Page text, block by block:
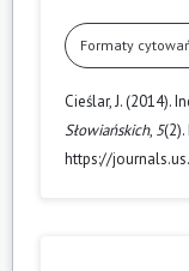
Formaty
Cieślar, J. (2014).
Słowiańskich, 5
https://